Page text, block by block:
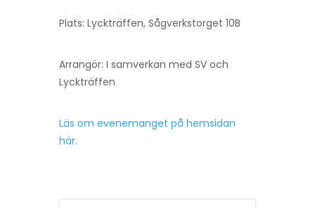
Plats: Lyckträffen, Sågverkstorget 10B
Arrangör: I samverkan med SV och
Lyckträffen
Läs om evenemanget på hemsidan
här.